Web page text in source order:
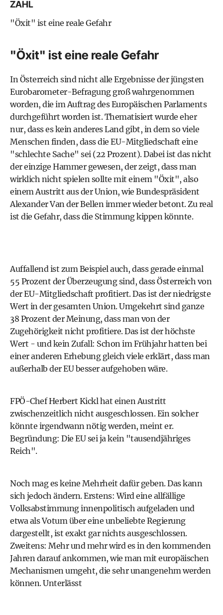
ZAHL
"Öxit" ist eine reale Gefahr
"Öxit" ist eine reale Gefahr
In Österreich sind nicht alle Ergebnisse der jüngsten
Eurobarometer-Befragung groß wahrgenommen
worden, die im Auftrag desEuropäischen Parlaments
durchgeführt worden ist. Thematisiert wurde eher
nur, dass es kein anderes Land gibt, in dem so viele
Menschen finden, dass die EU-Mitgliedschaft eine
"schlechte Sache" sei (22 Prozent). Dabei ist das nicht
der einzige Hammer gewesen, der zeigt, dass man
wirklich nicht spielen sollte mit einem "Öxit", also
einem Austritt aus der Union, wie Bundespräsident
Alexander Van der Bellen immer wieder betont. Zu real
ist die Gefahr, dass die Stimmung kippen könnte.
Auffallend ist zum Beispiel auch, dass gerade einmal
55 Prozent der Überzeugung sind, dass Österreich von
der EU-Mitgliedschaft profitiert. Das ist der niedrigste
Wert in der gesamten Union. Umgekehrt sind ganze
38 Prozent der Meinung, dass man von der
Zugehörigkeit nicht profitiere. Das ist der höchste
Wert - und kein Zufall: Schon im Frühjahr hatten bei
einer anderen Erhebung gleich viele erklärt, dass man
außerhalb derEUbesser aufgehoben wäre.
FPÖ-Chef Herbert Kickl hat einen Austritt
zwischenzeitlich nicht ausgeschlossen. Ein solcher
könnte irgendwann nötig werden, meint er.
Begründung: Die EU sei ja kein "tausendjähriges
Reich".
Noch mag es keine Mehrheit dafür geben. Das kann
sich jedoch ändern. Erstens: Wird eine allfällige
Volksabstimmung innenpolitisch aufgeladen und
etwa als Votum über eine unbeliebte Regierung
dargestellt, ist exakt gar nichts ausgeschlossen.
Zweitens: Mehr und mehr wird es in den kommenden
Jahren darauf ankommen, wie man mit europäischen
Mechanismen umgeht, die sehr unangenehm werden
können. Unterlässt